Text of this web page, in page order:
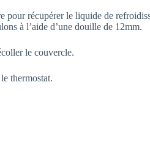
pour récupérer le liquide de
à l’aide d’une douille de 12mm.
le couvercle.
thermostat.